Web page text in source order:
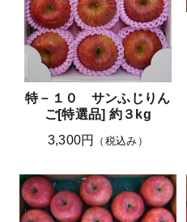
特－１０ サンふじりん
ご[特選品] 約３kg
3,300円
（税込み）